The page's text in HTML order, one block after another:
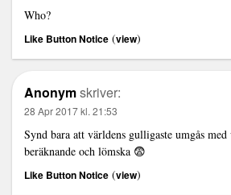
Who?
Like Button Notice (view)
Anonymskriver:
28 Apr 2017 kl. 21:53
Synd bara att världens gulligaste umgås med
beräknande och lömska 😨
Like Button Notice (view)